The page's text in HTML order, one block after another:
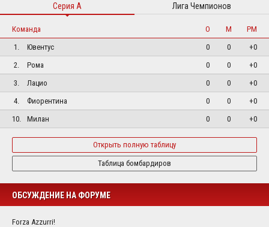
Серия А Лига Чемпионов
Команда О М
РМ
1.
Ювентус 0 0
+0
2.
Рома 0 0
+0
3.
Лацио 0 0
+0
4.
Фиорентина 0 0
+0
10.
Милан 0 0 +0
Открыть полную таблицу
Таблица бомбардиров
ОБСУЖДЕНИЕ НА ФОРУМЕ
Forza Azzurri!